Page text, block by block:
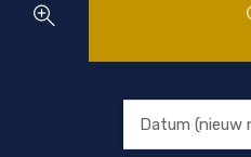
Datum (nieuw